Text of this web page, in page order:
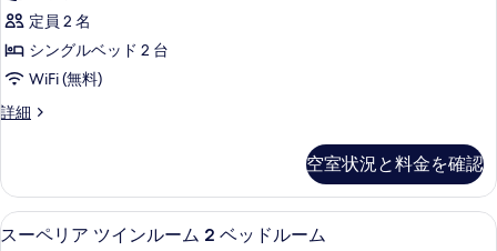
表
示
す
る
ッ
ド
ル
ー
す
べ
ー
ベ
ド
の
詳
細
ッ
ク
ス
ツ
イ
ル
ー
ム
定員 2 名
シングルベッド 2 台
WiFi (無料)
詳細
デ
ス
ツ
イ
空室状況と料金を確認
ス
セーフティボックス (室内)、デスク
4
スーペリア ツインルーム 2 ベッドルーム